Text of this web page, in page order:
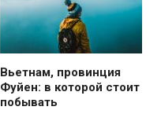
Вьетнам, провинция
Фуйен: в которой стоит
побывать